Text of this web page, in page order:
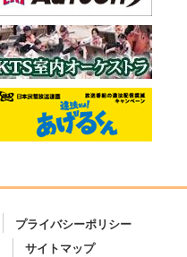
プライバシーポリシー
サイトマップ